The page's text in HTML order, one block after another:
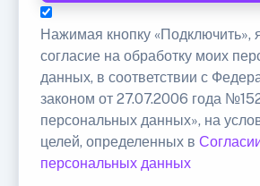
Нажимая кнопку «Подключить»,
согласие на обработку моих
данных, в соответствии с
законом от 27.07.2006 года
персональных данных», на
целей, определенных в
персональных данных